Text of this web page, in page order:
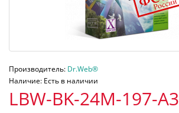
Производитель: Dr.Web®
Наличие: Есть в наличии
LBW-BK-24M-197-A3